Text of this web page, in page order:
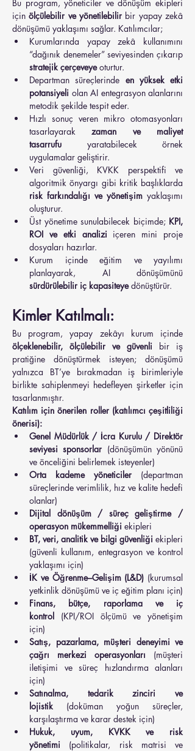
Bu program, yöneticiler ve dönüşüm ekipleri
için ölçülebilir ve yönetilebilir bir yapay zekâ
dönüşümü yaklaşımı sağlar. Katılımcılar;
Kurumlarında yapay zekâ kullanımını
stratejik çerçeveye oturtur.
Departman süreçlerinde en yüksek etki
potansiyeli olan AI entegrasyon alanlarını
metodik şekilde tespit eder.
Hızlı sonuç veren mikro otomasyonları
tasarlayarak zaman ve maliyet
tasarrufu yaratabilecek örnek
uygulamalar geliştirir.
Veri güvenliği, KVKK perspektifi ve
risk farkındalığı ve yönetişim yaklaşımı
oluşturur.
Üst yönetime sunulabilecek biçimde; KPI,
ROI ve etki analizi içeren mini proje
dosyaları hazırlar.
Kurum içinde eğitim ve yayılımı
sürdürülebilir iç kapasiteye dönüştürür.
Kimler Katılmalı:
ölçeklenebilir, ölçülebilir ve güvenli bir iş
pratiğine dönüştürmek isteyen; dönüşümü
yalnızca BT’ye bırakmadan iş birimleriyle
birlikte sahiplenmeyi hedefleyen şirketler için
tasarlanmıştır.
Katılım için önerilen roller (katılımcı çeşitliliği
önerisi):
Genel Müdürlük / İcra Kurulu / Direktör
seviyesi sponsorlar (dönüşümün yönünü
ve önceliğini belirlemek isteyenler)
Orta kademe yöneticiler (departman
süreçlerinde verimlilik, hız ve kalite hedefi
olanlar)
Dijital dönüşüm / süreç geliştirme /
operasyon mükemmelliği ekipleri
BT, veri, analitik ve bilgi güvenliği ekipleri
(güvenli kullanım, entegrasyon ve kontrol
yaklaşımı için)
İK ve Öğrenme–Gelişim (L&D) (kurumsal
yetkinlik dönüşümü ve iç eğitim planı için)
Finans, bütçe, raporlama ve iç
kontrol (KPI/ROI ölçümü ve yönetişim
için)
Satış, pazarlama, müşteri deneyimi ve
çağrı merkezi operasyonları (müşteri
iletişimi ve süreç hızlandırma alanları
için)
Satınalma, tedarik zinciri ve
lojistik (doküman yoğun süreçler,
karşılaştırma ve karar destek için)
Hukuk, uyum, KVKK ve risk
yönetimi (politikalar, risk matrisi ve